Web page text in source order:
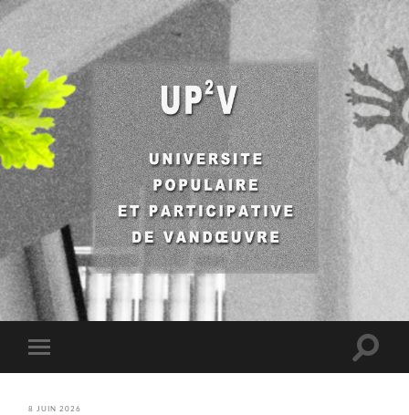
UP2V
Toggle
mobile
Toggle
8 JUIN 2026